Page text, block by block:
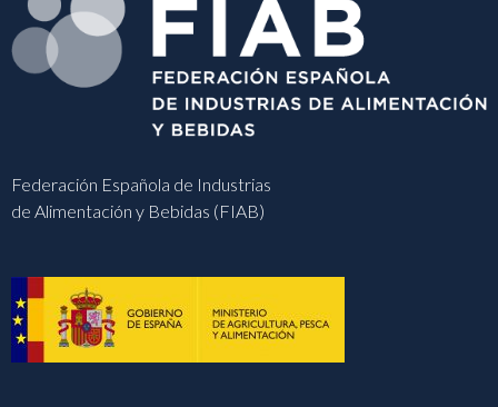
Federación Española de Industrias
de Alimentación y Bebidas (FIAB)